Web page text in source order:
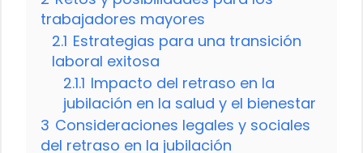
trabajadores mayores
2.1 Estrategias para una transición
laboral exitosa
2.1.1 Impacto del retraso en la
jubilación en la salud y el bienestar
3 Consideraciones legales y sociales
del retraso en la jubilación